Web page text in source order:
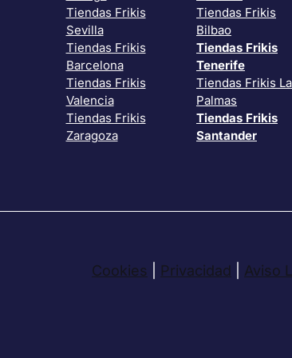
Tiendas Frikis
Sevilla
Tiendas Frikis
Barcelona
Tiendas Frikis
Valencia
Tiendas Frikis
Zaragoza
Tiendas Frikis
Bilbao
Tiendas Frikis
Tenerife
Tiendas Frikis
Palmas
Tiendas Frikis
Santander
Cookies Privacidad Aviso